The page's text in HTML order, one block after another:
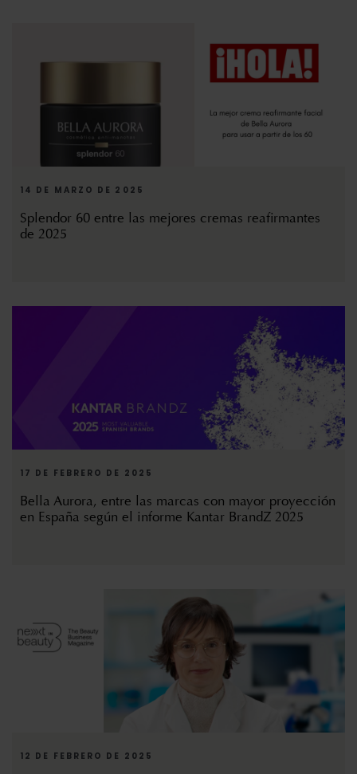
14 DE MARZO DE 2025
Splendor 60 entre las mejores cremas reafirmantes
de 2025
17 DE FEBRERO DE 2025
Bella Aurora, entre las marcas con mayor proyección
en España según el informe Kantar BrandZ 2025
12 DE FEBRERO DE 2025